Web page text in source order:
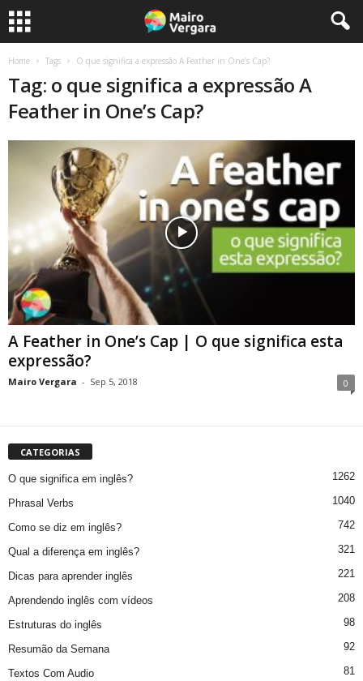
Home Tags O que significa a expressão A Feather in One’s Cap?
Tag: o que significa a expressão A
Feather in One’s Cap?
A Feather in One’s Cap | O que significa esta
expressão?
Mairo Vergara - Sep 5, 2018 0
CATEGORIAS
O que significa em inglês? 1262
Phrasal Verbs 1040
Como se diz em inglês? 742
Qual a diferença em inglês? 321
Dicas para aprender inglês 221
Aprendendo inglês com vídeos 208
Estruturas do inglês 98
Resumão da Semana 92
Textos Com Audio 81